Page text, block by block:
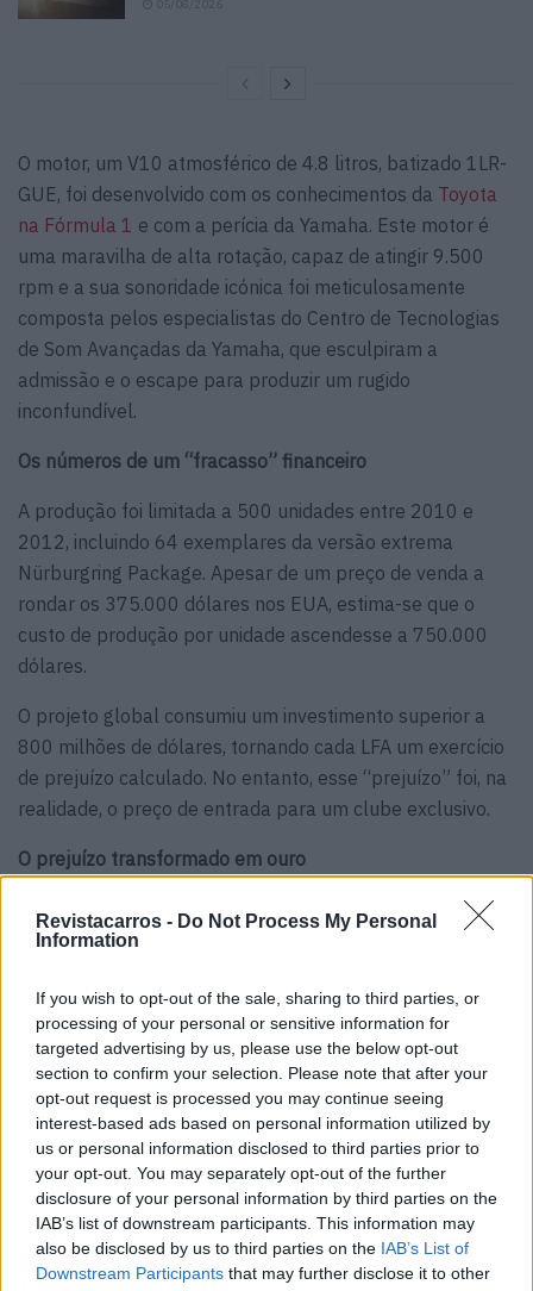
Revistacarros - Do Not Process My Personal
Information
If you wish to opt-out of the sale, sharing to third parties, or
processing of your personal or sensitive information for
targeted advertising by us, please use the below opt-out
section to confirm your selection. Please note that after your
opt-out request is processed you may continue seeing
interest-based ads based on personal information utilized by
us or personal information disclosed to third parties prior to
your opt-out. You may separately opt-out of the further
disclosure of your personal information by third parties on the
IAB’s list of downstream participants. This information may
also be disclosed by us to third parties on the IAB’s List of
Downstream Participants that may further disclose it to other
O motor, um V10 atmosférico de 4.8 litros, batizado 1LR-
GUE, foi desenvolvido com os conhecimentos da Toyota
na Fórmula 1 e com a perícia da Yamaha. Este motor é
uma maravilha de alta rotação, capaz de atingir 9.500
rpm e a sua sonoridade icónica foi meticulosamente
composta pelos especialistas do Centro de Tecnologias
de Som Avançadas da Yamaha, que esculpiram a
admissão e o escape para produzir um rugido
inconfundível.
Os números de um “fracasso” financeiro
A produção foi limitada a 500 unidades entre 2010 e
2012, incluindo 64 exemplares da versão extrema
Nürburgring Package. Apesar de um preço de venda a
rondar os 375.000 dólares nos EUA, estima-se que o
custo de produção por unidade ascendesse a 750.000
dólares.
O projeto global consumiu um investimento superior a
800 milhões de dólares, tornando cada LFA um exercício
de prejuízo calculado. No entanto, esse “prejuízo” foi, na
realidade, o preço de entrada para um clube exclusivo.
O prejuízo transformado em ouro
O LFA cumpriu a sua missão de forma brilhante. Não só
demonstrou ao mundo que a Lexus era capaz de rivalizar
de topo, como criou um objeto de culto. A sua
combinação de um motor atmosférico sublime, um chassi
de fibra de carbono e uma produção minúscula garantiu-
lhe um estatuto mítico.
Hoje, o LFA é um dos carros colecionáveis mais cobiçados
da sua era, com valores no mercado secundário a
superarem largamente o seu preço original. O prejuízo
operacional de então transformou-se num investimento
incalculável em prestígio.